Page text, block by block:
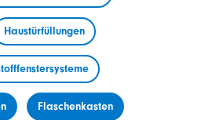
Haustürfüllungen
Flaschenkasten